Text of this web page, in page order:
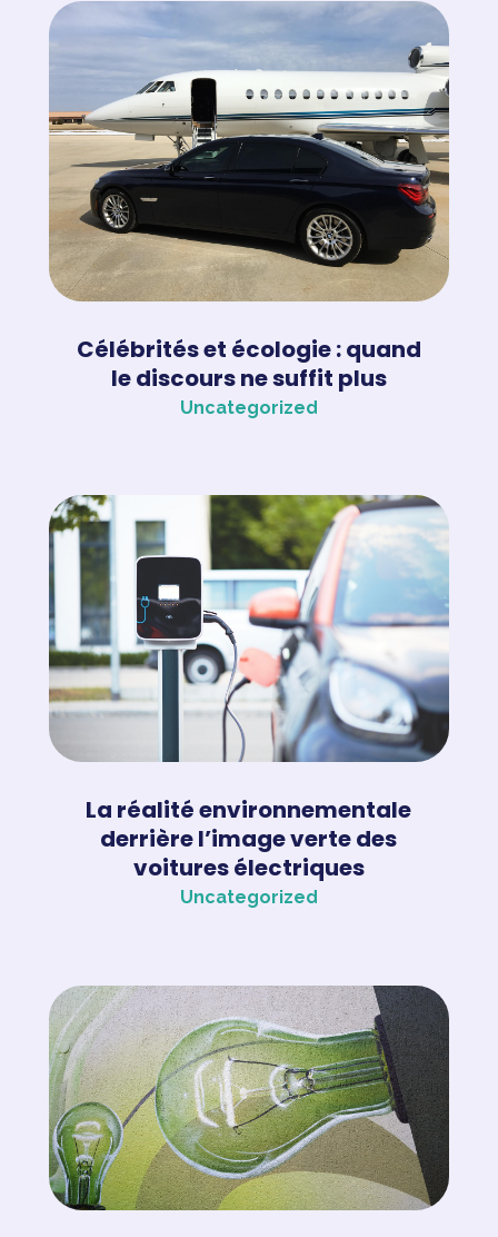
Célébrités et écologie : quand
le discours ne suffit plus
Uncategorized
La réalité environnementale
derrière l’image verte des
voitures électriques
Uncategorized